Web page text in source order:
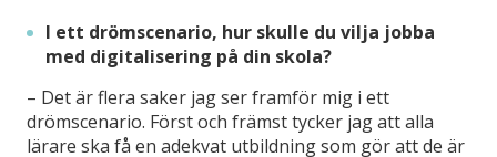
I ett drömscenario, hur skulle du vilja jobba
med digitalisering på din skola?
– Det är flera saker jag ser framför mig i ett
drömscenario. Först och främst tycker jag att alla
lärare ska få en adekvat utbildning som gör att de är